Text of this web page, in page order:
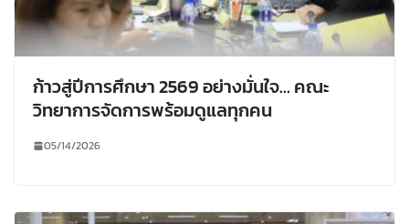
ก้าวสู่ปีการศึกษา 2569 อย่างมั่นใจ… คณะ
วิทยาการจัดการพร้อมดูแลทุกคน
05/14/2026